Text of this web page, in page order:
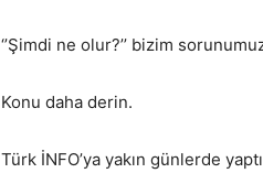
‘’Şimdi ne olur?’’ bizim
Konu daha derin.
Türk İNFO’ya yakın günlerde